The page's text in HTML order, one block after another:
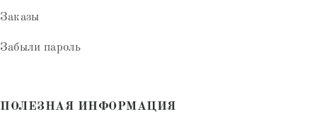
Заказы
Забыли пароль
ПОЛЕЗНАЯ ИНФОРМАЦИЯ